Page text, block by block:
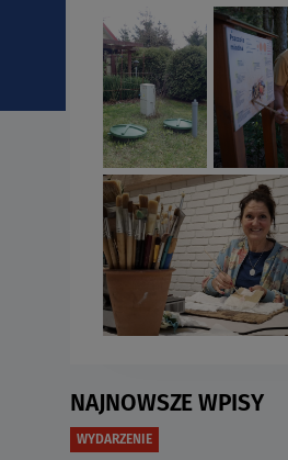
NAJNOWSZE WPISY
WYDARZENIE